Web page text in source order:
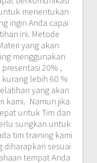
menentukan
ingin Anda capai
ini. Metode
yang akan
menggunakan
20% ,
lebih 60 %
yang akan
kami. Namun jika
untuk Tim dan
sungkan untuk
tim training kami
diharapkan sesuai
tempat Anda